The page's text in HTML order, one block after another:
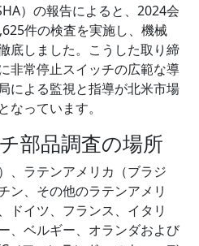
）の報告によると、2024会
件の検査を実施し、機械
底しました。こうした取り締
非常停止スイッチの広範な導
による監視と指導が北米市場
っています。
部品調査の場所
、ラテンアメリカ（ブラジ
ン、その他のラテンアメリ
ドイツ、フランス、イタリ
、ベルギー、オランダおよび